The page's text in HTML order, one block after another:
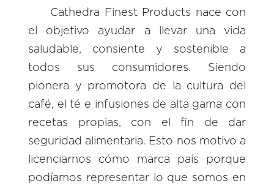
Cathedra Finest Products nace con
el objetivo ayudar a llevar una vida
saludable, consiente y sostenible a
todos sus consumidores. Siendo
pionera y promotora de la cultura del
café, el té e infusiones de alta gama con
recetas propias, con el fin de dar
seguridad alimentaria. Esto nos motivo a
licenciarnos cómo marca país porque
podíamos representar lo que somos en